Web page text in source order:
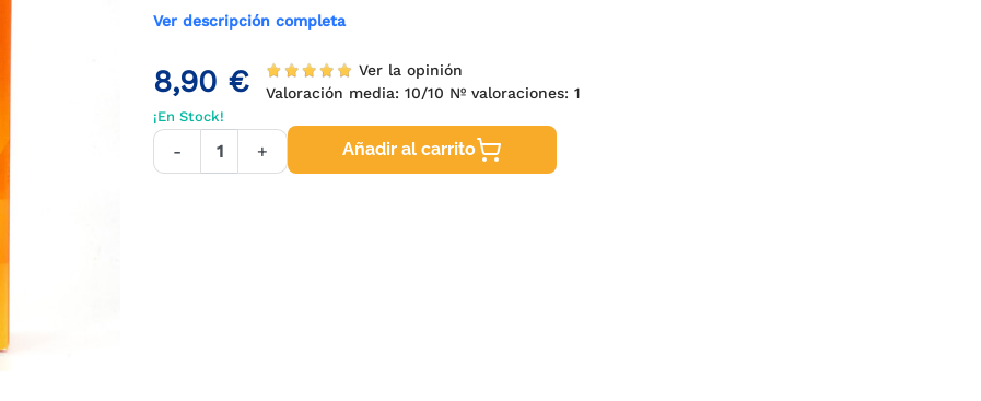
Ver descripción completa
8,90 €
Ver la opinión
Valoración media: 10/10 Nº valoraciones: 1
¡En Stock!
- + Añadir al carrito